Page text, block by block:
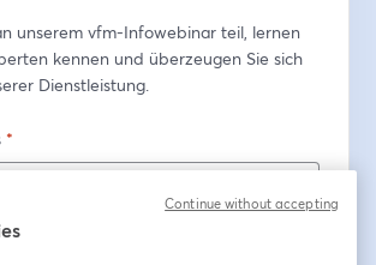
unserem vfm-Infowebinar teil, lernen
kennen und überzeugen Sie sich
Dienstleistung.
*
Continue without accepting